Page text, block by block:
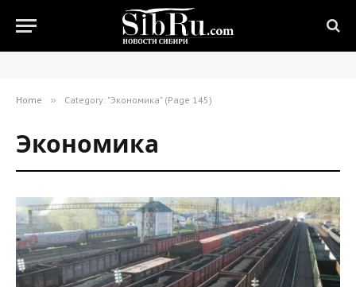
Home » Category: "Экономика" (Page 145)
Экономика